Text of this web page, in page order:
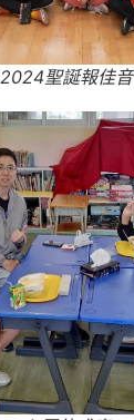
2024聖誕報佳音